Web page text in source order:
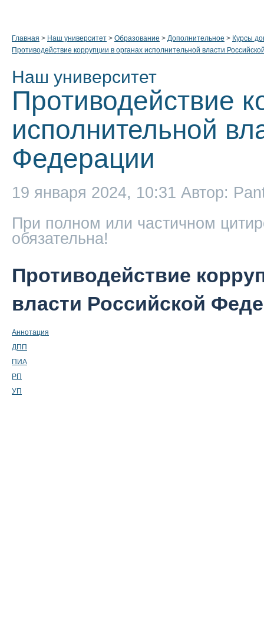
Главная > Наш университет > Образование > Дополнительное > Курсы
Противодействие коррупции в органах исполнительной власти
Наш университет
Противодействие
исполнительной
Федерации
19 января 2024, 10:31 Автор:
При полном или частичном
обязательна!
Противодействие
власти Российской
Аннотация
ДПП
ПИА
РП
УП